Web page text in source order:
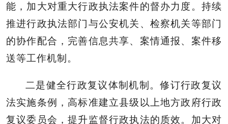
能，加大对重大行政执法案件的督办力度。持续
推进行政执法部门与公安机关、检察机关等部门
的协作配合，完善信息共享、案情通报、案件移
送等工作机制。
二是健全行政复议体制机制。修订行政复议
法实施条例，高标准建立县级以上地方政府行政
复议委员会，提升监督行政执法的质效。加大对